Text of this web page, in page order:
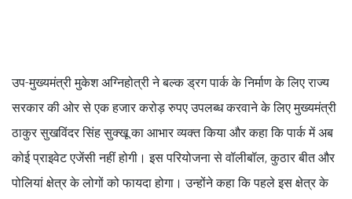
उप-मुख्यमंत्री मुकेश अग्निहोत्री ने बल्क ड्रग पार्क के निर्माण के लिए राज्य
सरकार की ओर से एक हजार करोड़ रुपए उपलब्ध करवाने के लिए मुख्यमंत्री
ठाकुर सुखविंदर सिंह सुक्खू का आभार व्यक्त किया और कहा कि पार्क में अब
कोई प्राइवेट एजेंसी नहीं होगी। इस परियोजना से वॉलीबॉल, कुठार बीत और
पोलियां क्षेत्र के लोगों को फायदा होगा। उन्होंने कहा कि पहले इस क्षेत्र के